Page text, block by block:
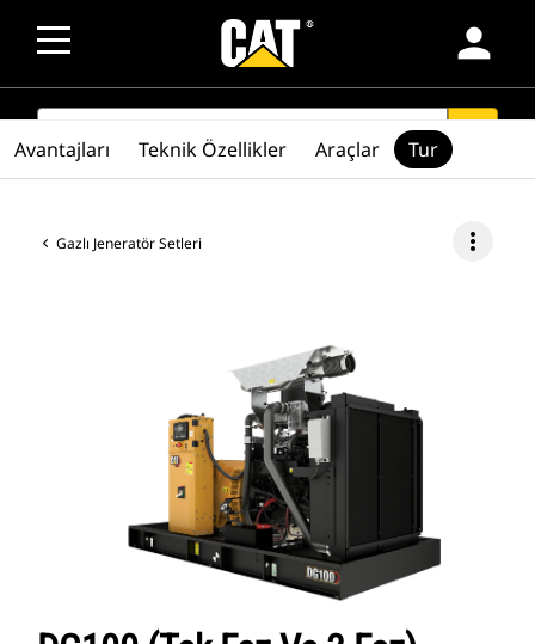
person
SEARCH
Gazlı Jeneratör Setleri more_vert
Avantajları Teknik Özellikler Araçlar Tur